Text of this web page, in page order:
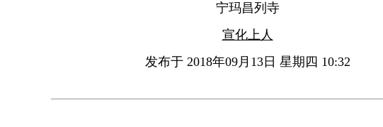
宁玛昌列寺
宣化上人
发布于 2018年09月13日 星期四 10:32